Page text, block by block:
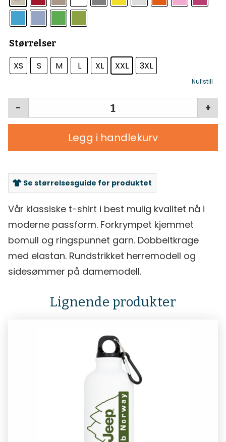
Størrelser
XS S M L XL XXL 3XL
Nullstill
+
-
Legg i handlekurv
Se størrelsesguide for produktet
Vår klassiske t-shirt i best mulig kvalitet nå i
moderne passform. Forkrympet kjemmet
bomull og ringspunnet garn. Dobbeltkrage
med elastan. Rundstrikket herremodell og
sidesømmer på damemodell.
Lignende produkter